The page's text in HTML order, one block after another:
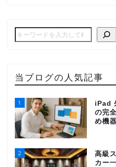
当ブログの人気記事
1
iPad
の完
め機
2
高級
カー